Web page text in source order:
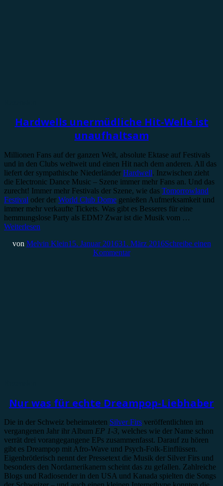
Hardwells unermüdliche Hit-Welle ist
unaufhaltsam
Millionen Fans auf der ganzen Welt, absolute Ektase auf Festivals
und in den Clubs weltweit und einen Hit nach dem anderen. All das
liefert der sympathische Niederländer Hardwell. Inzwischen zieht
die Electronic Dance Music – Szene immer mehr Fans an. Und das
zurecht! Immer mehr Festivals der Szene, wie das Tomorrowland
Festival oder der World Club Dome genießen Aufmerksamkeit und
immer mehr verkaufte Tickets. Was gibt es Besseres für eine
hemmungslose Party als EDM? Zwar ist die Musik vom …
Weiterlesen
von Melvin Klein15. Januar 201631. März 2016Schreibe einen
Kommentar
Nur was für echte Dreampop-Liebhaber
Die in der Schweiz beheimateten Silver Firs veröffentlichten im
vergangenen Jahr ihr Album EP 1-3, welches wie der Name schon
verrät drei vorangegangene EPs zusammenfasst. Darauf zu hören
gibt es Dreampop mit Afro-Wave und Psych-Folk-Einflüssen.
Eigenbrötlerisch nennt der Pressetext die Musik der Silver Firs und
besonders den Nordamerikanern scheint das zu gefallen. Zahlreiche
Blogs und Radiosender in den USA und Kanada spielten die Songs